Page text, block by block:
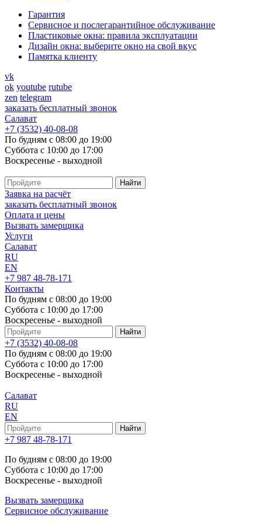
Гарантия
Cервисное и послегарантийное обслуживание
Пластиковые окна: правила эксплуатации
Дизайн окна: выберите окно на свой вкус
Памятка клиенту
vk
ok youtube rutube
zen telegram
заказать бесплатный звонок
Салават
+7 (3532) 40-08-08
По будням с 08:00 до 19:00
Суббота с 10:00 до 17:00
Воскресенье - выходной
Заявка на расчёт
заказать бесплатный звонок
Оплата и цены
Вызвать замерщика
Услуги
Салават
RU
EN
+7 987 48-78-171
Контакты
По будням с 08:00 до 19:00
Суббота с 10:00 до 17:00
Воскресенье - выходной
+7 (3532) 40-08-08
По будням с 08:00 до 19:00
Суббота с 10:00 до 17:00
Воскресенье - выходной
Салават
RU
EN
+7 987 48-78-171
По будням с 08:00 до 19:00
Суббота с 10:00 до 17:00
Воскресенье - выходной
Вызвать замерщика
Сервисное обслуживание